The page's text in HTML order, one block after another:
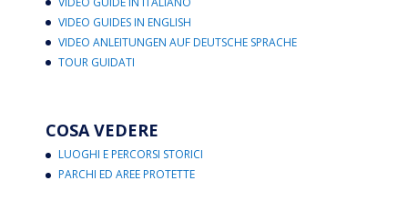
VIDEO GUIDES IN ENGLISH
VIDEO ANLEITUNGEN AUF DEUTSCHE SPRACHE
TOUR GUIDATI
COSA VEDERE
LUOGHI E PERCORSI STORICI
PARCHI ED AREE PROTETTE